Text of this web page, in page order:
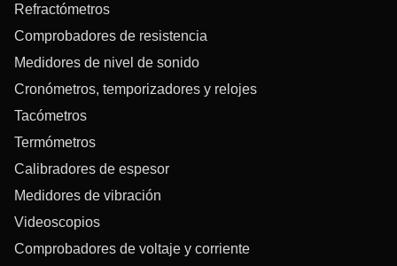
Refractómetros
Comprobadores de resistencia
Medidores de nivel de sonido
Cronómetros, temporizadores y relojes
Tacómetros
Termómetros
Calibradores de espesor
Medidores de vibración
Videoscopios
Comprobadores de voltaje y corriente